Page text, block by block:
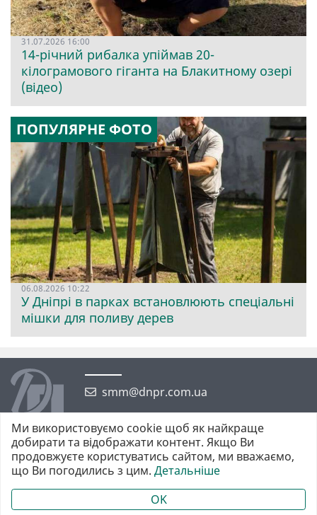
31.07.2026 16:00
14-річний рибалка упіймав 20-
кілограмового гіганта на Блакитному озері
(відео)
ПОПУЛЯРНЕ ФОТО
06.08.2026 10:22
У Дніпрі в парках встановлюють спеціальні
мішки для поливу дерев
smm@dnpr.com.ua
©2026 https://dnpr.com.ua Дніпровська порадниця
Всі права захищені. При повному або частковому використанні
матеріалів обов'язкове активне гіперпосилання у першому абзаці.
Ми використовуємо cookie щоб як найкраще
добирати та відображати контент. Якщо Ви
продовжуєте користуватись сайтом, ми вважаємо,
що Ви погодились з цим. Детальніше
OK